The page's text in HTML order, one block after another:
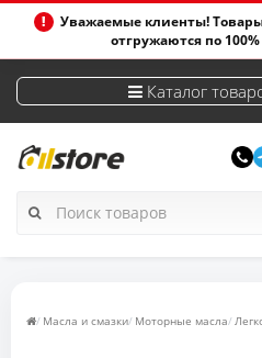
Уважаемые клиенты! Товары
отгружаются по
Каталог
Масла и смазки Моторные масла